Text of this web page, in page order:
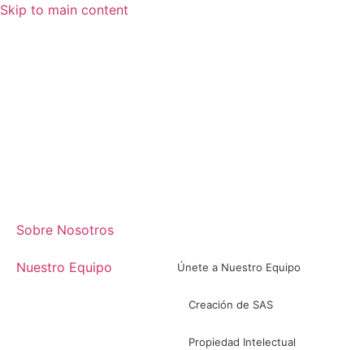
Skip to main content
Sobre Nosotros
Nuestro Equipo Únete a Nuestro Equipo
Creación de SAS
Propiedad Intelectual